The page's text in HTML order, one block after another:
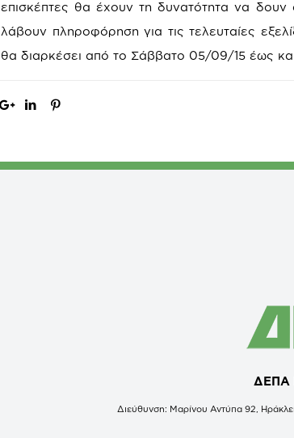
επισκέπτες θα έχουν τη δυνατότητα να δουν
λάβουν πληροφόρηση για τις τελευταίες
θα διαρκέσει από το Σάββατο 05/09/15 έως
ΔΕΠΑ
Διεύθυνση: Μαρίνου Αντύπα 92,